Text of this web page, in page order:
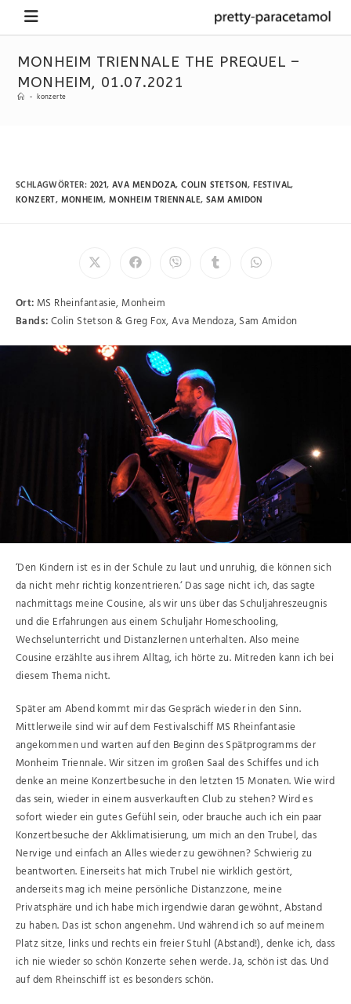
MONHEIM TRIENNALE THE PREQUEL –
MONHEIM, 01.07.2021
- konzerte
SCHLAGWÖRTER: 2021, AVA MENDOZA, COLIN STETSON, FESTIVAL,
KONZERT, MONHEIM, MONHEIM TRIENNALE, SAM AMIDON
Ort: MS Rheinfantasie, Monheim
Bands:Colin Stetson & Greg Fox, Ava Mendoza, Sam Amidon
‘Den Kindern ist es in der Schule zu laut und unruhig, die können sich
da nicht mehr richtig konzentrieren.‘ Das sage nicht ich, das sagte
nachmittags meine Cousine, als wir uns über das Schuljahreszeugnis
und die Erfahrungen aus einem Schuljahr Homeschooling,
Wechselunterricht und Distanzlernen unterhalten. Also meine
Cousine erzählte aus ihrem Alltag, ich hörte zu. Mitreden kann ich bei
diesem Thema nicht.
Später am Abend kommt mir das Gespräch wieder in den Sinn.
Mittlerweile sind wir auf dem Festivalschiff MS Rheinfantasie
angekommen und warten auf den Beginn des Spätprogramms der
Monheim Triennale. Wir sitzen im großen Saal des Schiffes und ich
denke an meine Konzertbesuche in den letzten 15 Monaten. Wie wird
das sein, wieder in einem ausverkauften Club zu stehen? Wird es
sofort wieder ein gutes Gefühl sein, oder brauche auch ich ein paar
Konzertbesuche der Akklimatisierung, um mich an den Trubel, das
Nervige und einfach an Alles wieder zu gewöhnen? Schwierig zu
beantworten. Einerseits hat mich Trubel nie wirklich gestört,
anderseits mag ich meine persönliche Distanzzone, meine
Privatsphäre und ich habe mich irgendwie daran gewöhnt, Abstand
zu haben. Das ist schon angenehm. Und während ich so auf meinem
Platz sitze, links und rechts ein freier Stuhl (Abstand!), denke ich, dass
ich nie wieder so schön Konzerte sehen werde. Ja, schön ist das. Und
auf dem Rheinschiff ist es besonders schön.